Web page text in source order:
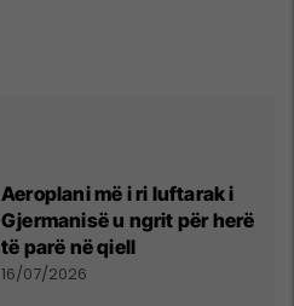
Aeroplani më i ri luftarak i
Gjermanisë u ngrit për herë
të parë në qiell
16/07/2026